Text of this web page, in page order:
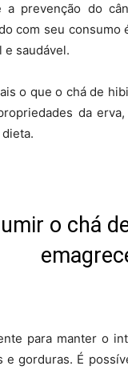
prevenção do
com seu
e saudável.
o que o chá de
da
o chá
para manter o
e gorduras. É